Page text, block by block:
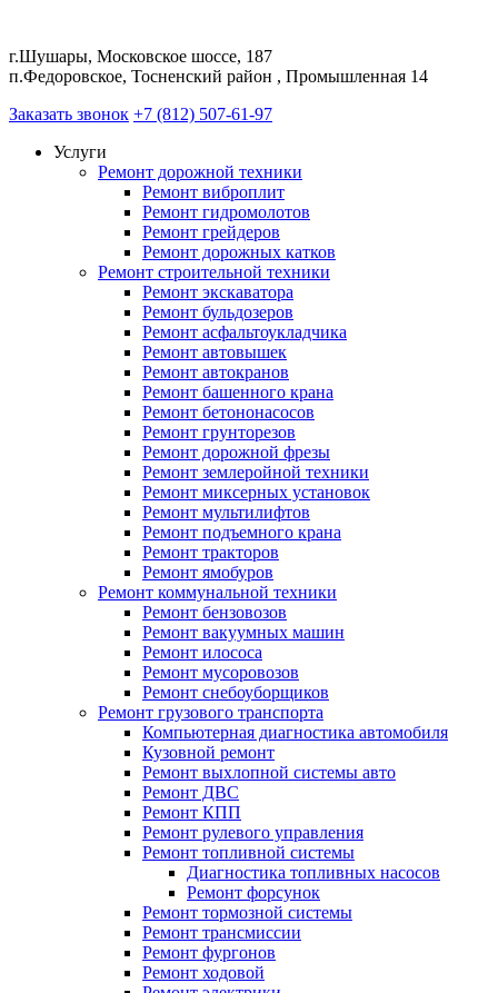
г.Шушары, Московское шоссе, 187
п.Федоровское, Тосненский район , Промышленная 14
Заказать звонок +7 (812) 507-61-97
Услуги
Ремонт дорожной техники
Ремонт виброплит
Ремонт гидромолотов
Ремонт грейдеров
Ремонт дорожных катков
Ремонт строительной техники
Ремонт экскаватора
Ремонт бульдозеров
Ремонт асфальтоукладчика
Ремонт автовышек
Ремонт автокранов
Ремонт башенного крана
Ремонт бетононасосов
Ремонт грунторезов
Ремонт дорожной фрезы
Ремонт землеройной техники
Ремонт миксерных установок
Ремонт мультилифтов
Ремонт подъемного крана
Ремонт тракторов
Ремонт ямобуров
Ремонт коммунальной техники
Ремонт бензовозов
Ремонт вакуумных машин
Ремонт илососа
Ремонт мусоровозов
Ремонт снебоуборщиков
Ремонт грузового транспорта
Компьютерная диагностика автомобиля
Кузовной ремонт
Ремонт выхлопной системы авто
Ремонт ДВС
Ремонт КПП
Ремонт рулевого управления
Ремонт топливной системы
Диагностика топливных насосов
Ремонт форсунок
Ремонт тормозной системы
Ремонт трансмиссии
Ремонт фургонов
Ремонт ходовой